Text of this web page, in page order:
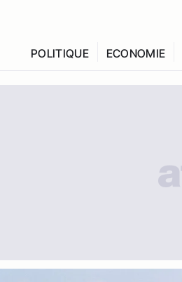
POLITIQUE ECONOMIE